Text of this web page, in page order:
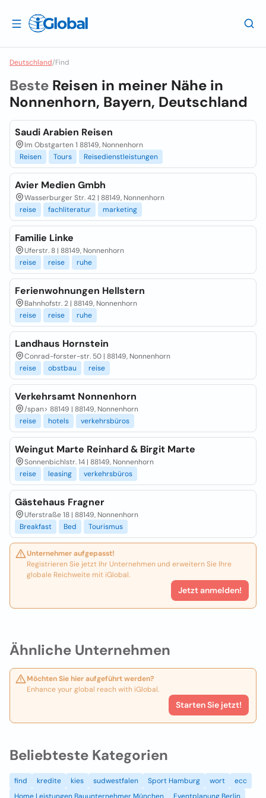
Deutschland/Find
Ähnliche Unternehmen
Möchten Sie hier aufgeführt werden?
Enhance your global reach with iGlobal.
Starten Sie jetzt!
Beste Reisen in meiner Nähe in
Nonnenhorn, Bayern, Deutschland
Saudi Arabien Reisen
Im Obstgarten 1 88149, Nonnenhorn
Reisen
Tours Reisedienstleistungen
Avier Medien Gmbh
Wasserburger Str. 42 | 88149, Nonnenhorn
reise
fachliteratur marketing
Familie Linke
Uferstr. 8 | 88149, Nonnenhorn
reise
reise ruhe
Ferienwohnungen Hellstern
Bahnhofstr. 2 | 88149, Nonnenhorn
reise
reise ruhe
Landhaus Hornstein
Conrad-forster-str. 50 | 88149, Nonnenhorn
reise
obstbau reise
Verkehrsamt Nonnenhorn
/span> 88149 | 88149, Nonnenhorn
reise
hotels verkehrsbüros
Weingut Marte Reinhard & Birgit Marte
Sonnenbichlstr. 14 | 88149, Nonnenhorn
reise
leasing verkehrsbüros
Gästehaus Fragner
Uferstraße 18 | 88149, Nonnenhorn
Breakfast
Bed Tourismus
Unternehmer aufgepasst!
Registrieren Sie jetzt Ihr Unternehmen und erweitern Sie Ihre
globale Reichweite mit iGlobal.
Jetzt anmelden!
Beliebteste Kategorien
find kredite kies sudwestfalen Sport Hamburg wort
ecc